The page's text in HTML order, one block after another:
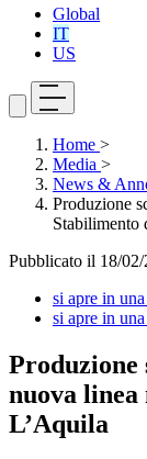
Global
IT
US
Home >
Media >
News &
Produzione
Stabilimento
Pubblicato il 18/
si apre in
si apre in
Produzione
nuova linea
L’Aquila